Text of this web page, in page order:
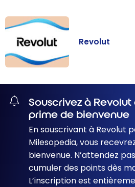
Revolut
Souscrivez à
prime de bienvenue
En souscrivant à Revolut
Milesopedia, vous
bienvenue. N’attendez
cumuler des points dès
L’inscription est